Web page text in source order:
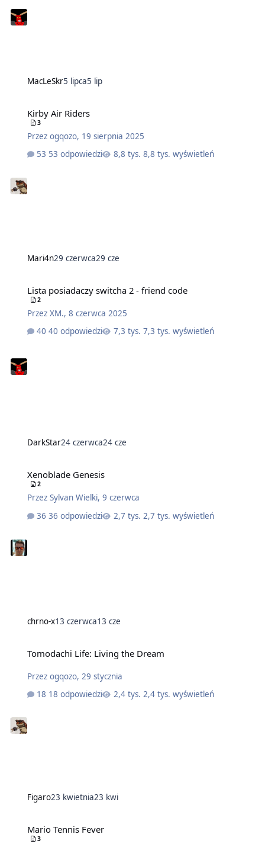
MacLeSkr5 lipca5 lip
Kirby Air Riders
3
Przez ogqozo, 19 sierpnia 2025
53 odpowiedzi
8,8 tys. wyświetleń
Mari4n29 czerwca29 cze
Lista posiadaczy switcha 2 - friend code
2
Przez XM., 8 czerwca 2025
40 odpowiedzi
7,3 tys. wyświetleń
DarkStar24 czerwca24 cze
Xenoblade Genesis
2
Przez Sylvan Wielki, 9 czerwca
36 odpowiedzi
2,7 tys. wyświetleń
chrno-x13 czerwca13 cze
Tomodachi Life: Living the Dream
Przez ogqozo, 29 stycznia
18 odpowiedzi
2,4 tys. wyświetleń
Figaro23 kwietnia23 kwi
Mario Tennis Fever
3